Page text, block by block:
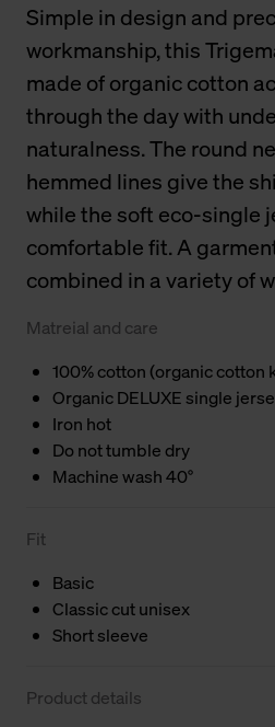
Simple in design and
workmanship, this
made of organic cotton
through the day with
naturalness. The round
hemmed lines give the
while the soft eco-single
comfortable fit. A
combined in a variety of
Matreial and care
100% cotton (organic cotton
Organic DELUXE single
Iron hot
Do not tumble dry
Machine wash 40°
Fit
Basic
Classic cut unisex
Short sleeve
Product details